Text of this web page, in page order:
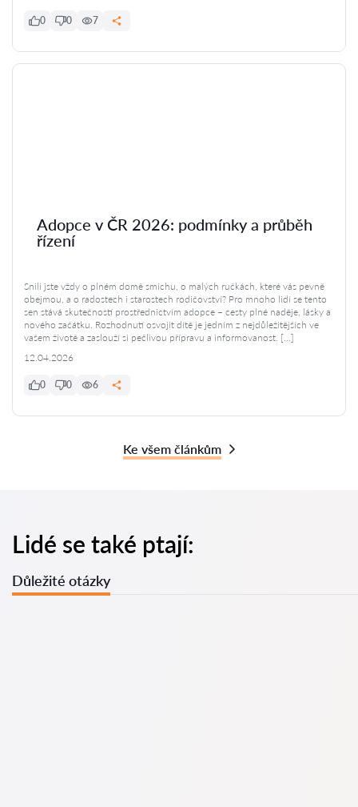
0 0 7
Adopce v ČR 2026: podmínky a průběh
řízení
Snili jste vždy o plném domě smíchu, o malých ručkách, které vás pevně
obejmou, a o radostech i starostech rodičovství? Pro mnoho lidí se tento
sen stává skutečností prostřednictvím adopce – cesty plné naděje, lásky a
nového začátku. Rozhodnutí osvojit dítě je jedním z nejdůležitějších ve
vašem životě a zaslouží si pečlivou přípravu a informovanost. […]
12.04.2026
0 0 6
Ke všem článkům
Lidé se také ptají:
Důležité otázky